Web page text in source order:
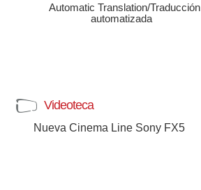
Automatic Translation/Traducción
automatizada
Videoteca
Nueva Cinema Line Sony FX5